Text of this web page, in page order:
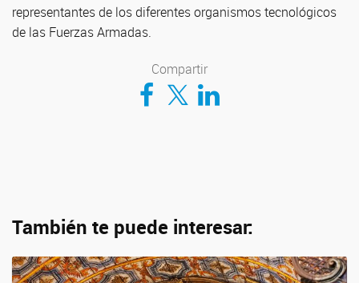
representantes de los diferentes organismos tecnológicos
de las Fuerzas Armadas.
Compartir
Compartir en Facebook
Compartir en TwitterCompartir en LinkedIn
También te puede interesar: